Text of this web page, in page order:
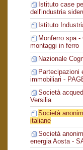
Istituto case
dell'industria
Istituto
Monferro spa
montaggi in ferro
Nazionale
Partecipazioni
immobiliari -
Società
Versilia
Società
italiane
Società
energia Aosta -